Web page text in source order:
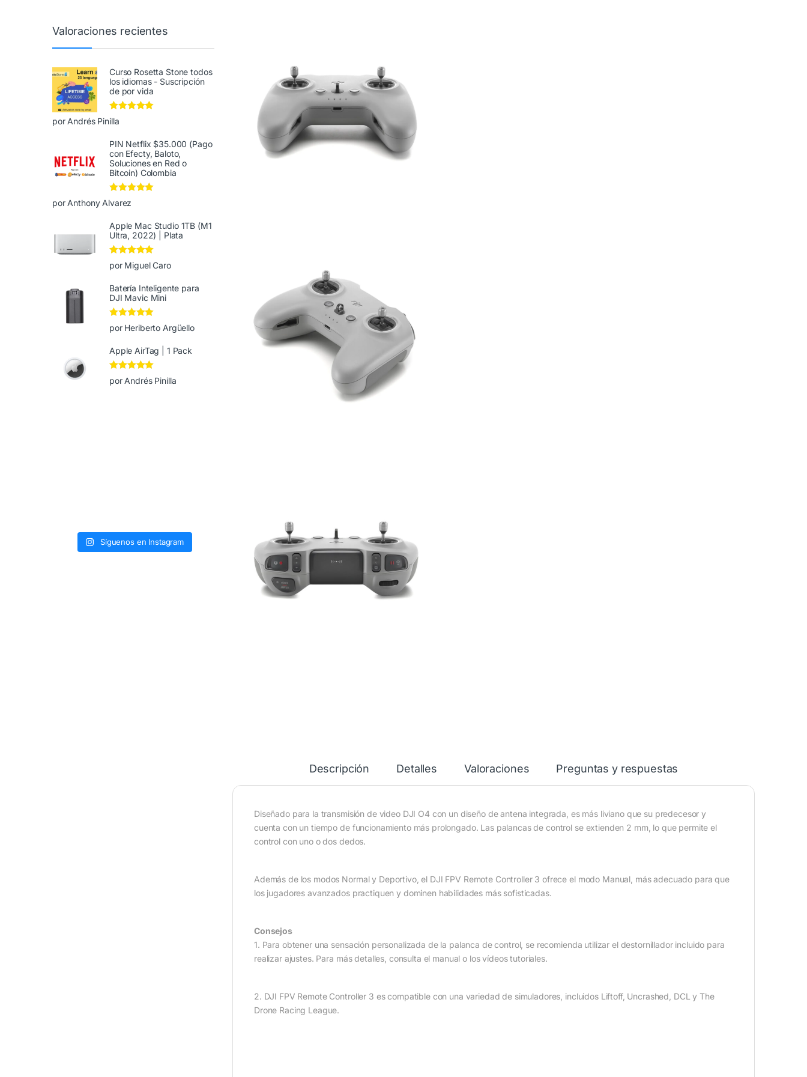
Descripción Detalles Valoraciones Preguntas y respuestas
Diseñado para la transmisión de video DJI O4 con un diseño de antena integrada, es más liviano que su predecesor y
cuenta con un tiempo de funcionamiento más prolongado. Las palancas de control se extienden 2 mm, lo que permite el
control con uno o dos dedos.
Además de los modos Normal y Deportivo, el DJI FPV Remote Controller 3 ofrece el modo Manual, más adecuado para que
los jugadores avanzados practiquen y dominen habilidades más sofisticadas.
Consejos
1. Para obtener una sensación personalizada de la palanca de control, se recomienda utilizar el destornillador incluido para
realizar ajustes. Para más detalles, consulta el manual o los vídeos tutoriales.
2. DJI FPV Remote Controller 3 es compatible con una variedad de simuladores, incluidos Liftoff, Uncrashed, DCL y The
Drone Racing League.
Valoraciones recientes
Curso Rosetta Stone todos
los idiomas - Suscripción
de por vida
Valorado en
de 5
por Andrés Pinilla
PIN Netflix $35.000 (Pago
con Efecty, Baloto,
Soluciones en Red o
Bitcoin) Colombia
Valorado en
de 5
por Anthony Alvarez
Apple Mac Studio 1TB (M1
Ultra, 2022) | Plata
Valorado en 5
de 5
por Miguel Caro
Batería Inteligente para
DJI Mavic Mini
Valorado en5
de 5
por Heriberto Argüello
Apple AirTag | 1 Pack
Valorado en5
de 5
por Andrés Pinilla
Síguenos en Instagram